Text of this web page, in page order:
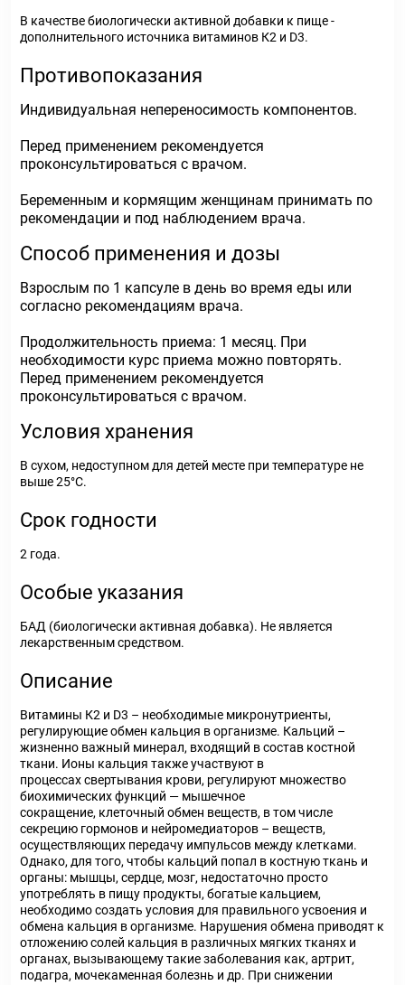
В качестве биологически активной добавки к пище -
дополнительного источника витаминов К2 и D3.
Противопоказания
Индивидуальная непереносимость компонентов.
Перед применением рекомендуется
проконсультироваться с врачом.
Беременным и кормящим женщинам принимать по
рекомендации и под наблюдением врача.
Способ применения и дозы
Взрослым по 1 капсуле в день во время еды или
согласно рекомендациям врача.
Продолжительность приема: 1 месяц. При
необходимости курс приема можно повторять.
Перед применением рекомендуется
проконсультироваться с врачом.
Условия хранения
В сухом, недоступном для детей месте при температуре не
выше 25°C.
Срок годности
2 года.
Особые указания
БАД (биологически активная добавка). Не является
лекарственным средством.
Описание
Витамины К2 и D3 – необходимые микронутриенты,
регулирующие обмен кальция в организме. Кальций –
жизненно важный минерал, входящий в состав костной
ткани. Ионы кальция также участвуют в
процессах свертывания крови, регулируют множество
биохимических функций — мышечное
сокращение, клеточный обмен веществ, в том числе
секрецию гормонов и нейромедиаторов – веществ,
осуществляющих передачу импульсов между клетками.
Однако, для того, чтобы кальций попал в костную ткань и
органы: мышцы, сердце, мозг, недостаточно просто
употреблять в пищу продукты, богатые кальцием,
необходимо создать условия для правильного усвоения и
обмена кальция в организме. Нарушения обмена приводят к
отложению солей кальция в различных мягких тканях и
органах, вызывающему такие заболевания как, артрит,
подагра, мочекаменная болезнь и др. При снижении